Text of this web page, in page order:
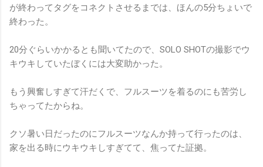
が終わってタグをコネクトさせるまでは、ほんの5分ちょいで
終わった。
20分ぐらいかかるとも聞いてたので、SOLO SHOTの撮影でウ
キウキしていたぼくには大変助かった。
もう興奮しすぎて汗だくで、フルスーツを着るのにも苦労し
ちゃってたからね。
クソ暑い日だったのにフルスーツなんか持って行ったのは、
家を出る時にウキウキしすぎてて、焦ってた証拠。